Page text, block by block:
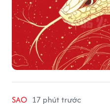
SAO 17 phút trước